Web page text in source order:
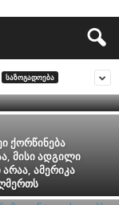
ᲡᲐᲖᲝᲒᲐᲓᲝᲔᲑᲐ
ქორწინება
მისი ადგილი
არაა, ამერიკა